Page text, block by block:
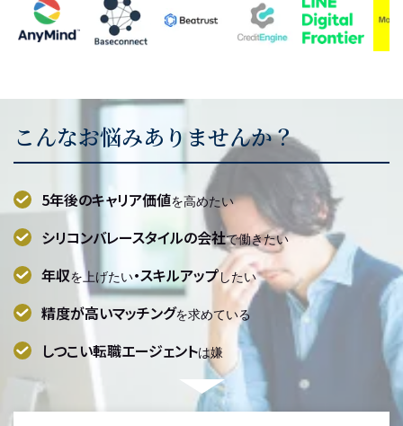
こんなお悩みありませんか？
5年後のキャリア価値を高めたい
シリコンバレースタイルの会社で働きたい
年収を上げたい・スキルアップしたい
精度が高いマッチングを求めている
しつこい転職エージェントは嫌